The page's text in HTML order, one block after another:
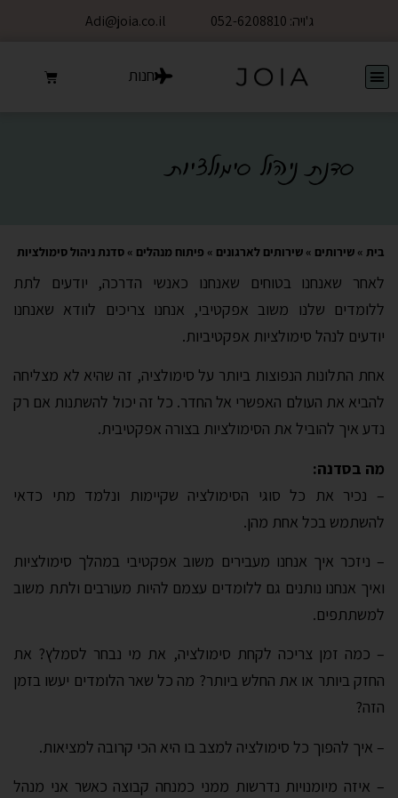
ג'ויה: 052-6208810 Adi@joia.co.il
חנות
סדנת ניהול סימולציות
בית»שירותים»שירותים לארגונים»פיתוח מנהלים»סדנת ניהול סימולציות
לאחר שאנחנו בטוחים שאנחנו כאנשי הדרכה, יודעים לתת
ללומדים שלנו משוב אפקטיבי, אנחנו צריכים לוודא שאנחנו
יודעים לנהל סימולציות אפקטיביות.
אחת התלונות הנפוצות ביותר על סימולציה, זה שהיא לא מצליחה
להביא את העולם האפשרי אל החדר. כל זה יכול להשתנות אם רק
נדע איך להוביל את הסימולציות בצורה אפקטיבית.
מה בסדנה:
– נכיר את כל סוגי הסימולציה שקיימות ונלמד מתי כדאי
להשתמש בכל אחת מהן.
– ניזכר איך אנחנו מעבירים משוב אפקטיבי במהלך סימולציות
ואיך אנחנו נותנים גם ללומדים עצמם להיות מעורבים ולתת משוב
למשתתפים.
– כמה זמן צריכה לקחת סימולציה, את מי נבחר לסמלץ? את
החזק ביותר או את החלש ביותר? מה כל שאר הלומדים יעשו בזמן
הזה?
– איך להפוך כל סימולציה למצב בו היא הכי קרובה למציאות.
– איזה מיומנויות נדרשות ממני כמנחה קבוצה כאשר אני מנהל